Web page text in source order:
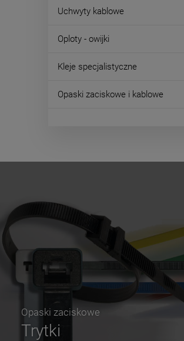
Uchwyty kablowe
Oploty - owijki
Kleje specjalistyczne
Opaski zaciskowe i kablowe
40,86 zł
Cena regularna:
DO KOSZYKA
Opaski zaciskowe
Trytki